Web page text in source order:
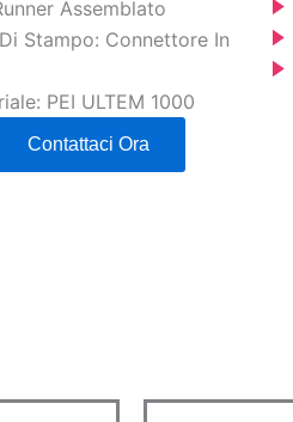
Assemblato
Stampo: Connettore In
PEI ULTEM 1000
Contattaci Ora